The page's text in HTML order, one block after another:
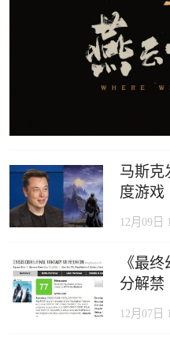
马斯克
度游戏
12月09日
《最
分解禁
12月07日